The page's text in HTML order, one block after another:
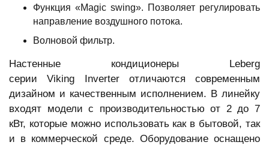
Функция «Magic swing». Позволяет регулировать
направление воздушного потока.
Волновой фильтр.
Настенные кондиционеры Leberg
серии Viking Inverterотличаются современным
дизайном и качественным исполнением. В линейку
входят модели с производительностью от 2 до 7
кВт, которые можно использовать как в бытовой, так
и в коммерческой среде. Оборудование оснащено